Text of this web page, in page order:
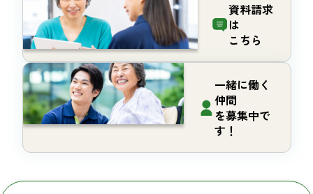
資料請求
は
こちら
一緒に働く
仲間
を募集中で
す！